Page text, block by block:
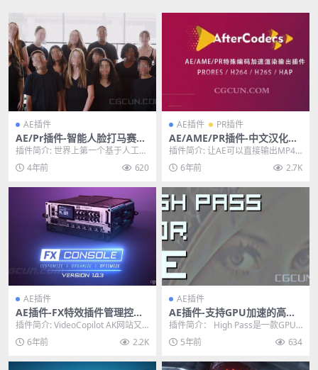
AE插件
AE/Pr插件-智能人脸打马赛克
插件Blace–AI Face Detectio
n V1.4.2 Win
插件简介: 世界上第一个基于人工智
能的自动人脸检测和模糊系统，用
于合成和编辑。B...
4年前 620
AE插件 PR插件
AE/AME/PR插件-中文汉化版
特殊编码加速渲染输出插件Au
tokroma AfterCodecs v1.9.
3 Win
插件简介: 让AE可以直接输出MP4
格式的插件，AE/AME/PR插件-中文
汉化...6年前 2.7K
AE插件
AE插件-FX特效插件管理控制
台 VideoCopilot FXConsole
v1.0.4 Win/Mac
插件简介: VideoCopilot AK网站又
出品了一款强大的 AE特效管理控...
6年前 2.2K
AE插件
AE插件-支持GPU加速的高通
滤镜 High Pass v1.1 Win/M
插件简介： High Pass是一款GPU
加速插件，可将高通滤镜带 After ...
5年前 634